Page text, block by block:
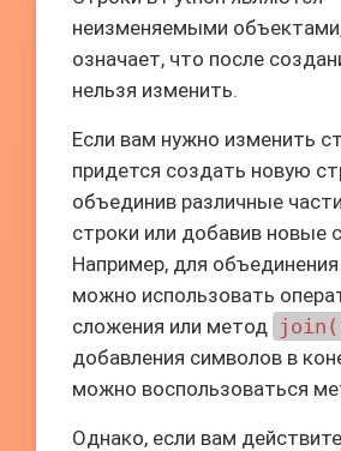
неизменяемыми
означает, что после
нельзя изменить.
Если вам нужно изменить
придется создать новую
объединив различные
строки или добавив новые
Например, для
можно использовать
сложения или метод
добавления символов в
можно воспользоваться
Однако, если вам